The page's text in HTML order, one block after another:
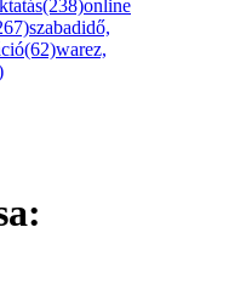
online
szabadidő,
warez,